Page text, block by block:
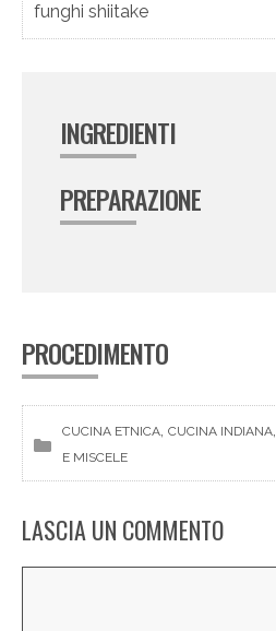
funghi shiitake
INGREDIENTI
PREPARAZIONE
PROCEDIMENTO
CUCINA ETNICA, CUCINA INDIANA,
E MISCELE
LASCIA UN COMMENTO